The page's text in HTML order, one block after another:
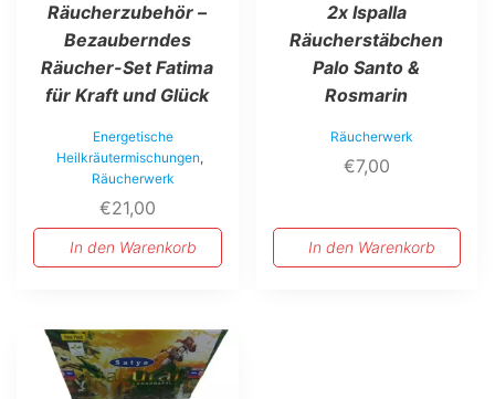
Räucherzubehör –
Bezauberndes
Räucher-Set Fatima
für Kraft und Glück
Energetische
Heilkräutermischungen,
Räucherwerk
€21,00
In den Warenkorb
2x Ispalla
Räucherstäbchen
Palo Santo &
Rosmarin
Räucherwerk
€7,00
In den Warenkorb